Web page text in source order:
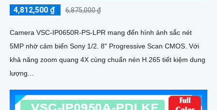
4,812,500 ₫ 6,875,000 ₫
Camera VSC-IP0650R-PS-LPR mang đến hình ảnh sắc nét
5MP nhờ cảm biến Sony 1/2. 8" Progressive Scan CMOS. Với
khả năng zoom quang 4X cùng chuẩn nén H.265 tiết kiệm dung
lượng...